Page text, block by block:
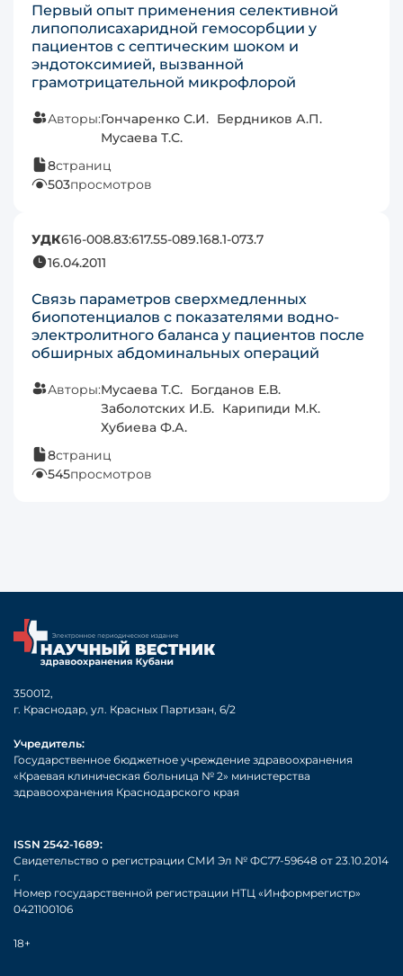
Первый опыт применения селективной
липополисахаридной гемосорбции у
пациентов с септическим шоком и
эндотоксимией, вызванной
грамотрицательной микрофлорой
Авторы:Гончаренко С.И. Бердников А.П.
Мусаева Т.С.
8страниц
503просмотров
УДК616-008.83:617.55-089.168.1-073.7
16.04.2011
Связь параметров сверхмедленных
биопотенциалов с показателями водно-
электролитного баланса у пациентов после
обширных абдоминальных операций
Авторы:Мусаева Т.С. Богданов Е.В.
Заболотских И.Б. Карипиди М.К.
Хубиева Ф.А.
8страниц
545просмотров
350012,
г. Краснодар, ул. Красных Партизан, 6/2
Учредитель:
Государственное бюджетное учреждение здравоохранения
«Краевая клиническая больница № 2» министерства
здравоохранения Краснодарского края
ISSN 2542-1689:
Свидетельство о регистрации СМИ Эл № ФС77-59648 от 23.10.2014
г.
Номер государственной регистрации НТЦ «Информрегистр»
0421100106
18+